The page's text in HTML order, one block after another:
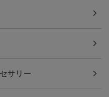
サリー